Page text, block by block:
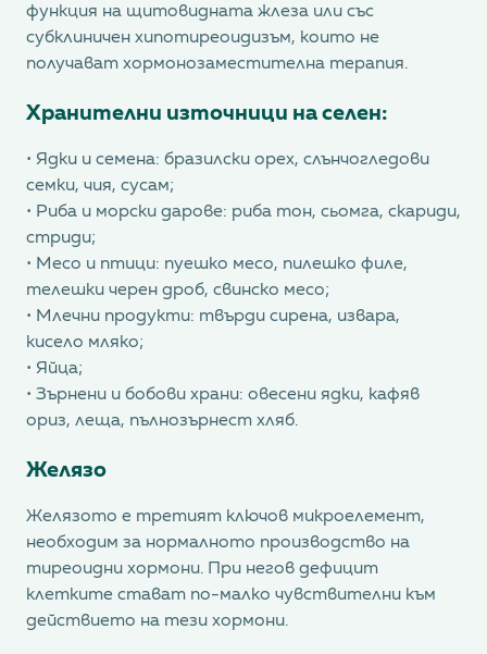
функция на щитовидната жлеза или със
субклиничен хипотиреоидизъм, които не
получават хормонозаместителна терапия.
Хранителни източници на селен:
• Ядки и семена: бразилски орех, слънчогледови
семки, чия, сусам;
• Риба и морски дарове: риба тон, сьомга, скариди,
стриди;
• Месо и птици: пуешко месо, пилешко филе,
телешки черен дроб, свинско месо;
• Млечни продукти: твърди сирена, извара,
кисело мляко;
• Яйца;
• Зърнени и бобови храни: овесени ядки, кафяв
ориз, леща, пълнозърнест хляб.
Желязо
Желязото е третият ключов микроелемент,
необходим за нормалното производство на
тиреоидни хормони. При негов дефицит
клетките стават по-малко чувствителни към
действието на тези хормони.